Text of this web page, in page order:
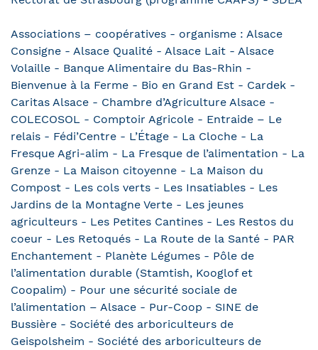
Associations – coopératives - organisme : Alsace
Consigne - Alsace Qualité - Alsace Lait - Alsace
Volaille - Banque Alimentaire du Bas-Rhin -
Bienvenue à la Ferme - Bio en Grand Est - Cardek -
Caritas Alsace - Chambre d’Agriculture Alsace -
COLECOSOL - Comptoir Agricole - Entraide – Le
relais - Fédi’Centre - L’Étage - La Cloche - La
Fresque Agri-alim - La Fresque de l’alimentation - La
Grenze - La Maison citoyenne - La Maison du
Compost - Les cols verts - Les Insatiables - Les
Jardins de la Montagne Verte - Les jeunes
agriculteurs - Les Petites Cantines - Les Restos du
coeur - Les Retoqués - La Route de la Santé - PAR
Enchantement - Planète Légumes - Pôle de
l’alimentation durable (Stamtish, Kooglof et
Coopalim) - Pour une sécurité sociale de
l’alimentation – Alsace - Pur-Coop - SINE de
Bussière - Société des arboriculteurs de
Geispolsheim - Société des arboriculteurs de